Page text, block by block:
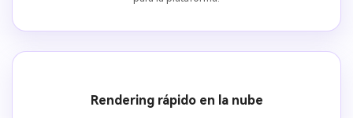
Rendering rápido en la nube